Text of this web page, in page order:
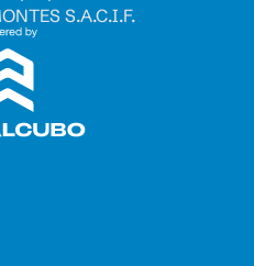
S.A.C.I.F.